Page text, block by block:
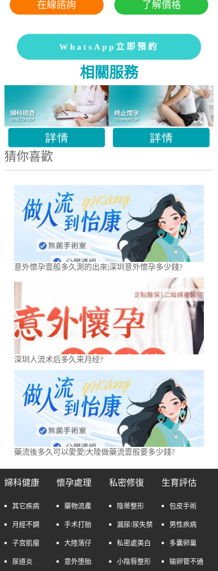
在線諮詢 了解價格
WhatsApp立即預約
相關服務
猜你喜歡
意外懷孕壹般多久測的出來|深圳意外懷孕多少錢?
深圳人流术后多久来月经?
藥流後多久可以愛愛|大陸做藥流壹般要多少錢?
婦科健康
其它疾病
月經不調
子宫肌瘤
尿道炎
懷孕處理
藥物流產
手术打胎
大陸落仔
意外堕胎
私密修復
陰蒂整形
漏尿/尿失禁
私密處美白
小陰唇整形
生育評估
包皮手術
男性疾病
多囊卵巢
输卵管不通